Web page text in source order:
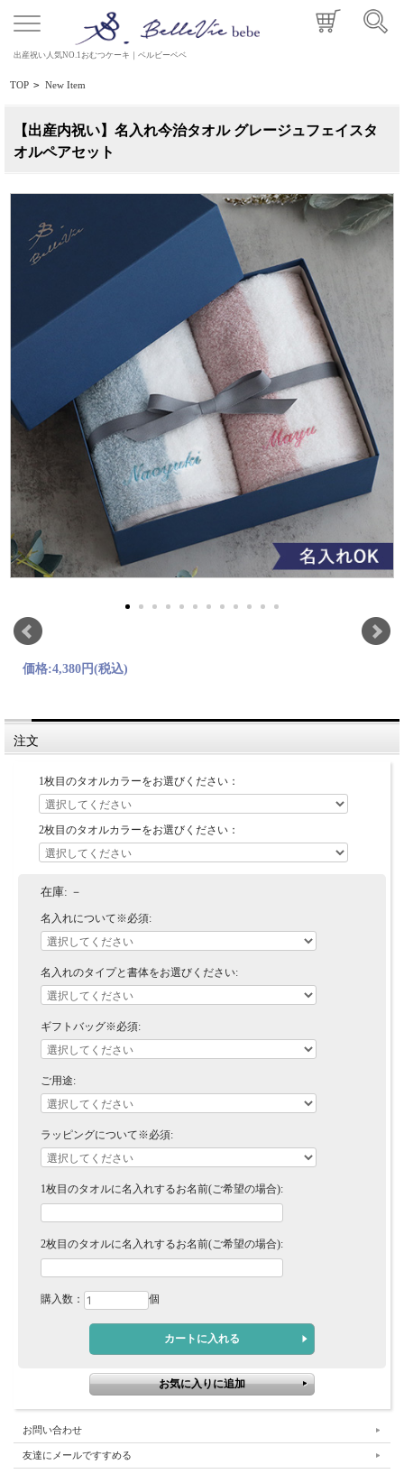
出産祝い人気NO.1おむつケーキ｜ベルビーベベ
TOP > New Item
【出産内祝い】名入れ今治タオル グレージュフェイスタ
オルペアセット
価格:4,380円(税込)
注文
1枚目のタオルカラーをお選びください：
2枚目のタオルカラーをお選びください：
在庫: －
名入れについて※必須:
名入れのタイプと書体をお選びください:
ギフトバッグ※必須:
ご用途:
ラッピングについて※必須:
1枚目のタオルに名入れするお名前(ご希望の場合):
2枚目のタオルに名入れするお名前(ご希望の場合):
購入数： 個
お問い合わせ
友達にメールですすめる